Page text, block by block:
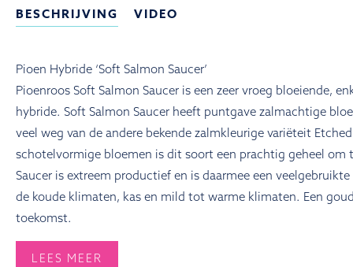
BESCHRIJVING VIDEO
Pioen Hybride ‘Soft Salmon Saucer’
Pioenroos Soft Salmon Saucer is een zeer vroeg bloeiende,
hybride. Soft Salmon Saucer heeft puntgave zalmachtige
veel weg van de andere bekende zalmkleurige variëteit
schotelvormige bloemen is dit soort een prachtig geheel om
Saucer is extreem productief en is daarmee een
de koude klimaten, kas en mild tot warme klimaten. Een
toekomst.
LEES MEER